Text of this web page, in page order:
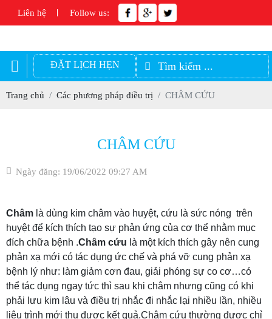
Liên hệ Follow us:
ĐẶT LỊCH HẸN
Trang chủ Các phương pháp điều trị CHÂM CỨU
CHÂM CỨU
Ngày đăng: 19/06/2022 09:27 AM
Châm là dùng kim châm vào huyệt, cứu là sức nóng trên
huyệt để kích thích tạo sự phản ứng của cơ thể nhằm mục
đích chữa bệnh .Châm cứu là một kích thích gây nên cung
phản xạ mới có tác dụng ức chế và phá vỡ cung phản xạ
bệnh lý như: làm giảm cơn đau, giải phóng sự co cơ…có
thể tác dụng ngay tức thì sau khi châm nhưng cũng có khi
phải lưu kim lâu và điều trị nhắc đi nhắc lại nhiều lần, nhiều
liệu trình mới thu được kết quả.Châm cứu thường được chỉ